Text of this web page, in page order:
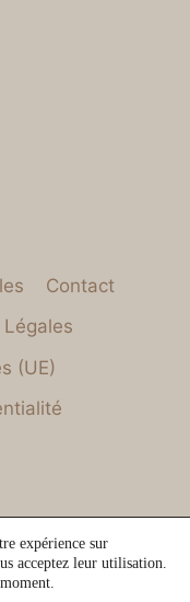
Contact
(UE)
expérience sur
acceptez leur utilisation.